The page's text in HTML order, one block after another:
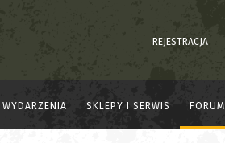
REJESTRACJA
WYDARZENIA SKLEPY I SERWIS FORUM